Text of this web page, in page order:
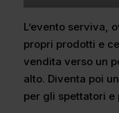
L’evento serviva,
propri prodotti e
vendita verso un
alto. Diventa poi
per gli spettatori e